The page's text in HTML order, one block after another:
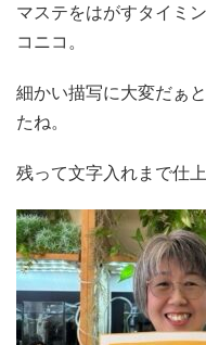
マステをはがすタイミ
コニコ。
細かい描写に大変だぁ
たね。
残って文字入れまで仕